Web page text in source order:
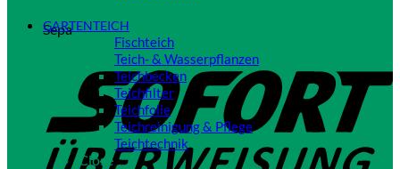
Sepa
GARTENTEICH
Fischteich
Teich- & Wasserpflanzen
Teichbecken
Teichfilter
Teichfolie
Teichreinigung & Pflege
Teichtechnik
Close